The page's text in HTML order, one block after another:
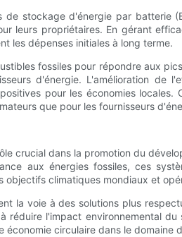
de stockage d'énergie par
leurs propriétaires. En gérant
les dépenses initiales à long terme.
fossiles pour répondre aux
d'énergie. L'amélioration de
pour les économies
que pour les fournisseurs
crucial dans la promotion du
aux énergies fossiles, ces
climatiques mondiaux et
la voie à des solutions plus
l'impact environnemental
circulaire dans le domaine